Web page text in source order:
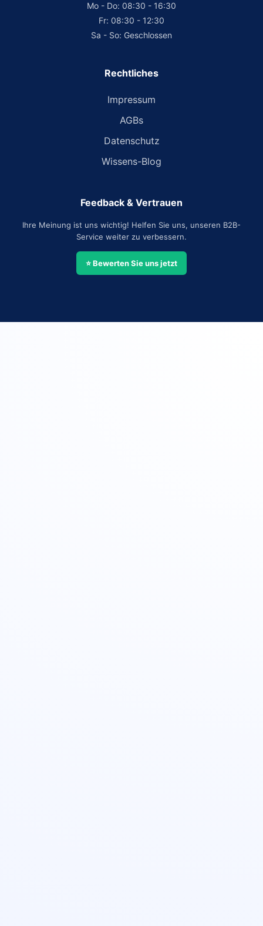
Mo - Do: 08:30 - 16:30
Fr: 08:30 - 12:30
Sa - So: Geschlossen
Rechtliches
Impressum
AGBs
Datenschutz
Wissens-Blog
Feedback & Vertrauen
Ihre Meinung ist uns wichtig! Helfen Sie uns, unseren B2B-
Service weiter zu verbessern.
⭐ Bewerten Sie uns jetzt